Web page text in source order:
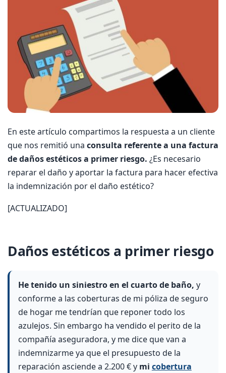
En este artículo compartimos la respuesta a un cliente
que nos remitió una consulta referente a una factura
de daños estéticos a primer riesgo. ¿Es necesario
reparar el daño y aportar la factura para hacer efectiva
la indemnización por el daño estético?
[ACTUALIZADO]
Daños estéticos a primer riesgo
He tenido un siniestro en el cuarto de baño, y
conforme a las coberturas de mi póliza de seguro
de hogar me tendrían que reponer todo los
azulejos. Sin embargo ha vendido el perito de la
compañía aseguradora, y me dice que van a
indemnizarme ya que el presupuesto de la
reparación asciende a 2.200 € y mi cobertura